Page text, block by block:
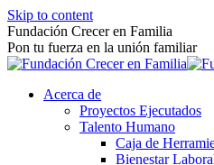
Skip to content
Fundación Crecer en Familia
Pon tu fuerza en la unión familiar
Acerca de
Proyectos Ejecutados
Talento Humano
Caja de
Bienestar